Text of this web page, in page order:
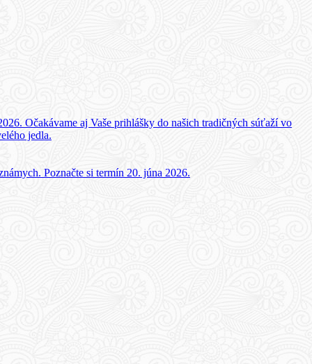
Očakávame aj Vaše prihlášky do našich tradičných súťaží vo
jedla.
Poznačte si termín 20. júna 2026.